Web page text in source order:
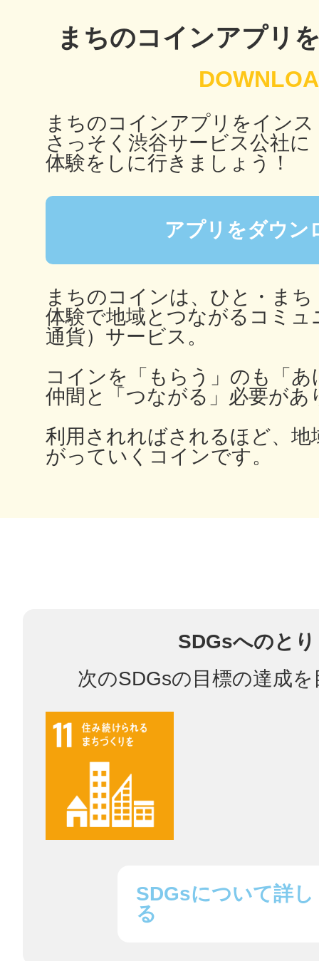
まちのコインアプリ
まちのコインアプリをイン
さっそく渋谷サービス公社に
体験をしに行きましょう！
アプリをダウン
まちのコインは、ひと・ま
体験で地域とつながるコミュ
通貨）サービス。
コインを「もらう」のも「
仲間と「つながる」必要があ
利用されればされるほど、地
がっていくコインです。
SDGsへのと
次のSDGsの目標の達成
SDGsについて詳し
る
秋葉原
日置
高知市
シモキ
多度津
鎌倉